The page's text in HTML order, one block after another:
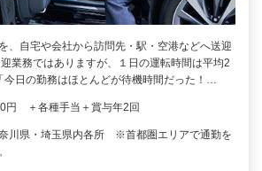
、自宅や会社から訪問先・駅・空港などへ送迎
業務ではありますが、１日の運転時間は平均2
今日の勤務はほとんどが待機時間だった！…
円 ＋各種手当＋賞与年2回
川県・埼玉県内各所 ※首都圏エリアで通勤を